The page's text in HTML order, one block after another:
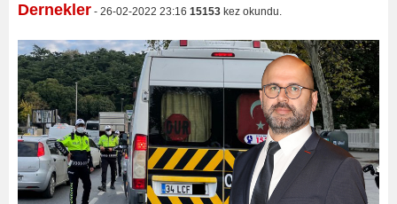
Dernekler - 26-02-2022 23:16 15153 kez okundu.